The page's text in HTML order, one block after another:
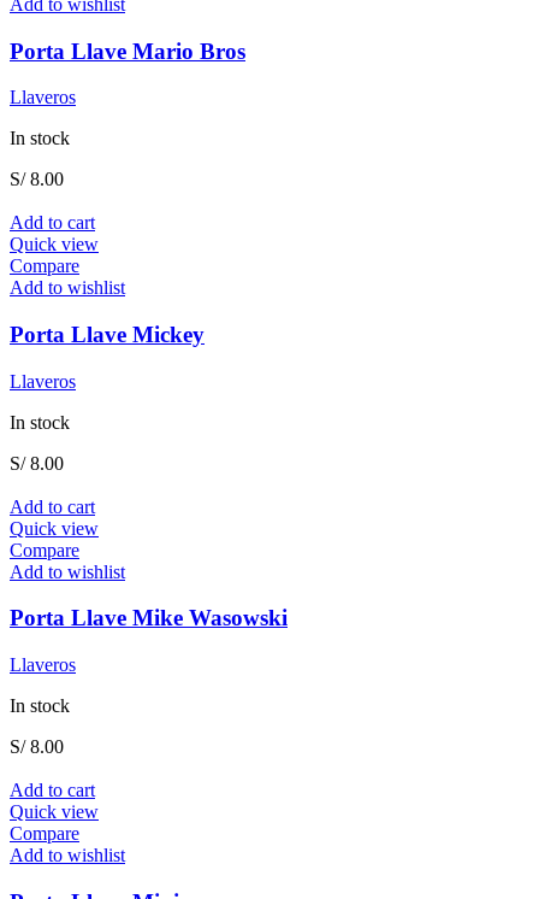
Porta Llave Mario Bros
Llaveros
In stock
S/8.00
Add to cart
Quick view
Compare
Add to wishlist
Porta Llave Mickey
Llaveros
In stock
S/8.00
Add to cart
Quick view
Compare
Add to wishlist
Porta Llave Mike Wasowski
Llaveros
In stock
S/8.00
Add to cart
Quick view
Compare
Add to wishlist